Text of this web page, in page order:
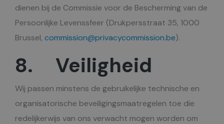
dienen bij de Commissie voor de Bescherming van de
Persoonlijke Levenssfeer (Drukpersstraat 35, 1000
Brussel, commission@privacycommission.be).
8. Veiligheid
Wij passen minstens de gebruikelijke technische en
organisatorische beveiligingsmaatregelen toe die
redelijkerwijs van ons verwacht mogen worden om